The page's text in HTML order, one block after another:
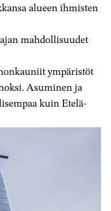
alueen ihmisten
mahdollisuudet
ympäristöt
Asuminen ja
kuin Etelä-